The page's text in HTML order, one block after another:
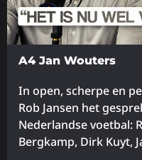
A4 Jan Wouters
In open, scherpe en
Rob Jansen het
Nederlandse voetbal:
Bergkamp, Dirk Kuyt,